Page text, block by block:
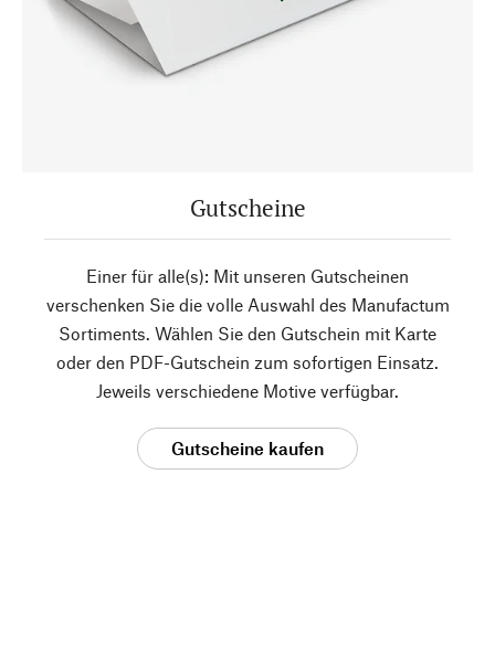
Gutscheine
Einer für alle(s): Mit unseren Gutscheinen
verschenken Sie die volle Auswahl des Manufactum
Sortiments. Wählen Sie den Gutschein mit Karte
oder den PDF-Gutschein zum sofortigen Einsatz.
Jeweils verschiedene Motive verfügbar.
Gutscheine kaufen